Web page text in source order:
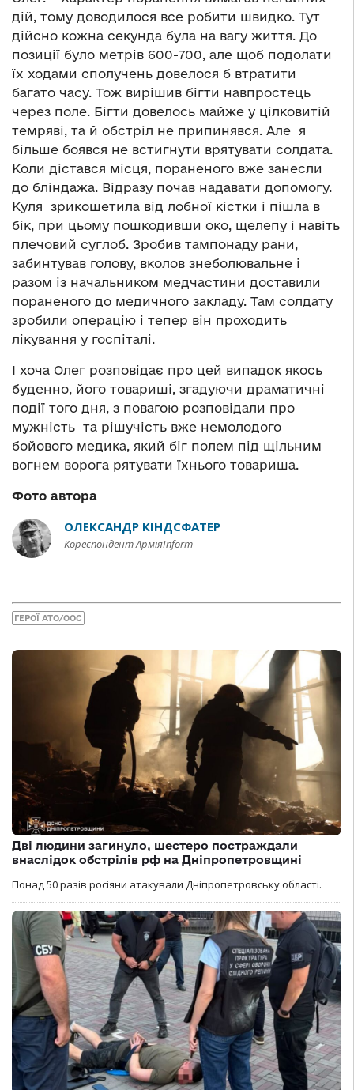
дій, тому доводилося все робити швидко. Тут
дійсно кожна секунда була на вагу життя. До
позиції було метрів 600-700, але щоб подолати
їх ходами сполучень довелося б втратити
багато часу. Тож вирішив бігти навпростець
через поле. Бігти довелось майже у цілковитій
темряві, та й обстріл не припинявся. Але я
більше боявся не встигнути врятувати солдата.
Коли дістався місця, пораненого вже занесли
до бліндажа. Відразу почав надавати допомогу.
Куля зрикошетила від лобної кістки і пішла в
бік, при цьому пошкодивши око, щелепу і навіть
плечовий суглоб. Зробив тампонаду рани,
забинтував голову, вколов знеболювальне і
разом із начальником медчастини доставили
пораненого до медичного закладу. Там солдату
зробили операцію і тепер він проходить
лікування у госпіталі.
І хоча Олег розповідає про цей випадок якось
буденно, його товариші, згадуючи драматичні
події того дня, з повагою розповідали про
мужність та рішучість вже немолодого
бойового медика, який біг полем під щільним
вогнем ворога рятувати їхнього товариша.
Фото автора
ОЛЕКСАНДР КІНДСФАТЕР
Кореспондент АрміяInform
ГЕРОЇ АТО/ООС
Дві людини загинуло, шестеро постраждали
внаслідок обстрілів рф на Дніпропетровщині
Понад 50 разів росіяни атакували Дніпропетровську області.